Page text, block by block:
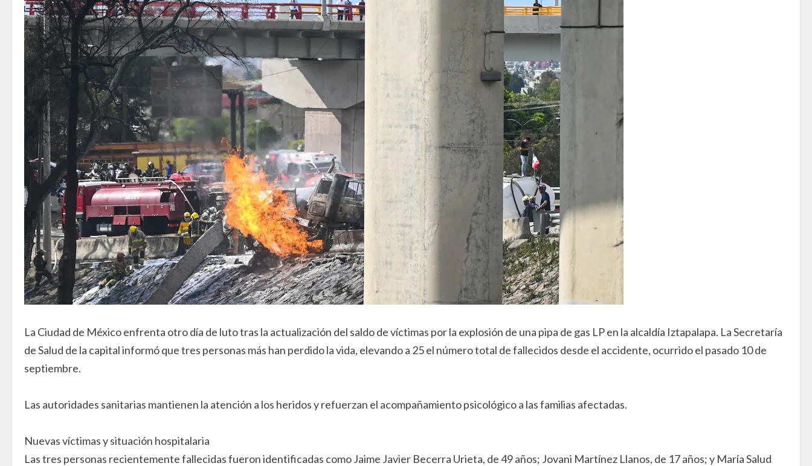
La Ciudad de México enfrenta otro día de luto tras la actualización del saldo de víctimas por la explosión de una pipa de gas LP en la alcaldía Iztapalapa. La Secretaría
de Salud de la capital informó que tres personas más han perdido la vida, elevando a 25 el número total de fallecidos desde el accidente, ocurrido el pasado 10 de
septiembre.
Las autoridades sanitarias mantienen la atención a los heridos y refuerzan el acompañamiento psicológico a las familias afectadas.
Nuevas víctimas y situación hospitalaria
Las tres personas recientemente fallecidas fueron identificadas como Jaime Javier Becerra Urieta, de 49 años; Jovani Martínez Llanos, de 17 años; y María Salud